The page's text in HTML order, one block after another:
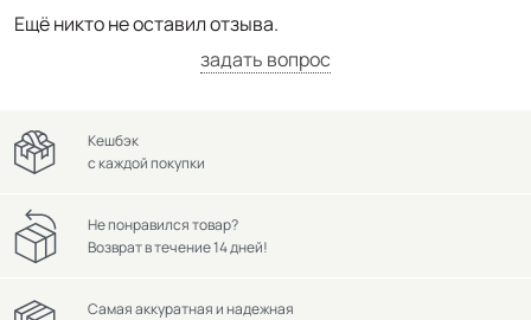
Ещё никто не оставил отзыва.
задать вопрос
Кешбэк
с каждой покупки
Не понравился товар?
Возврат в течение 14 дней!
Самая аккуратная и надежная